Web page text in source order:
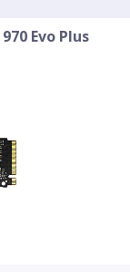
Evo Plus